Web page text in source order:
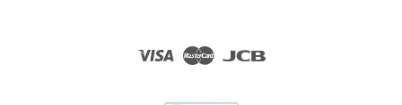
Visa Master JCB